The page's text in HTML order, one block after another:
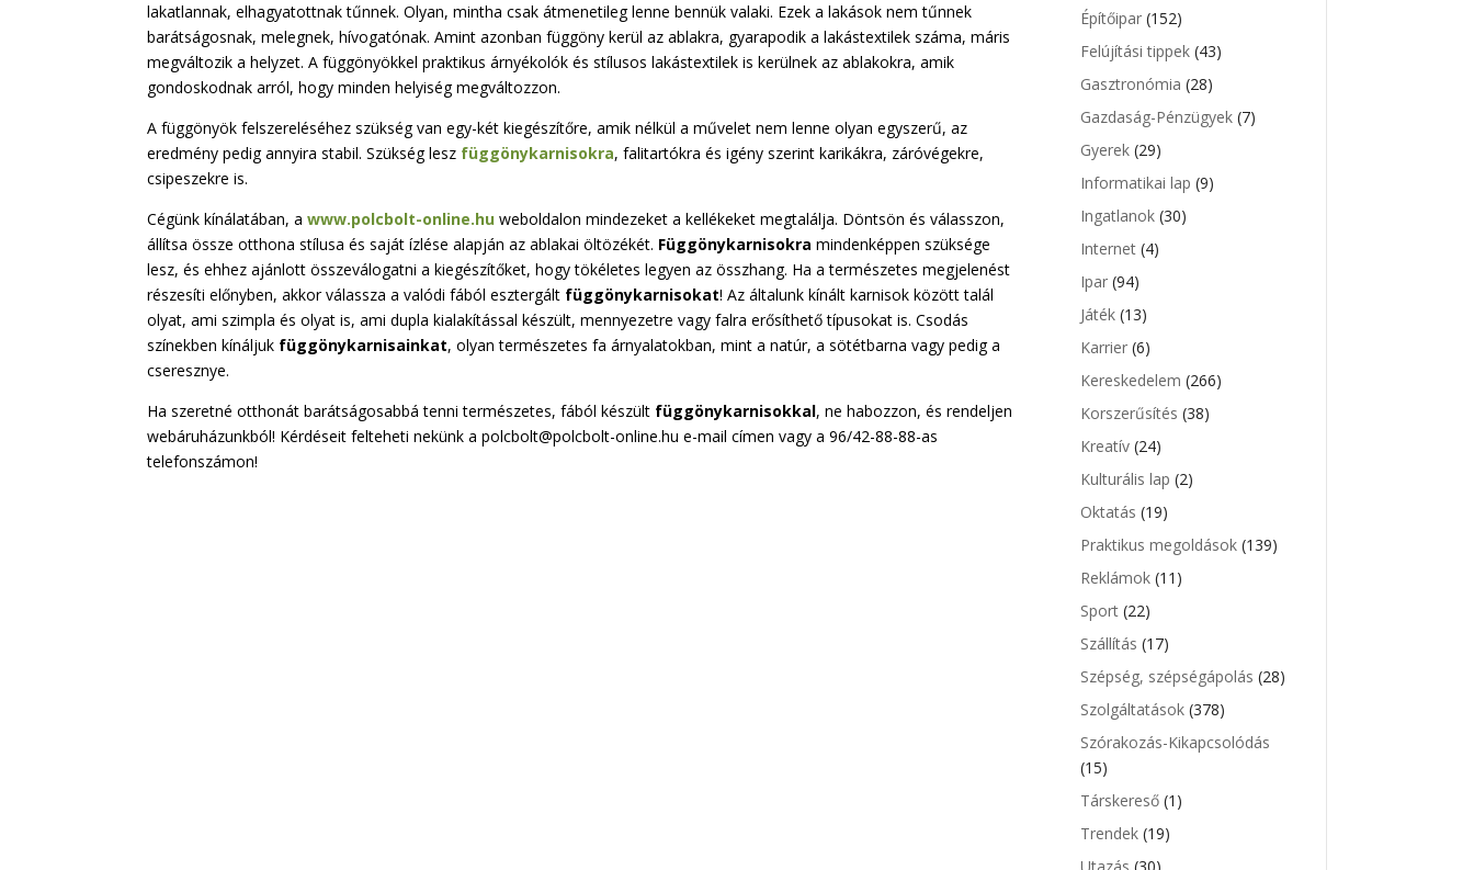
lakatlannak, elhagyatottnak tűnnek. Olyan, mintha csak átmenetileg lenne bennük valaki. Ezek a lakások nem tűnnek
barátságosnak, melegnek, hívogatónak. Amint azonban függöny kerül az ablakra, gyarapodik a lakástextilek száma, máris
megváltozik a helyzet. A függönyökkel praktikus árnyékolók és stílusos lakástextilek is kerülnek az ablakokra, amik
gondoskodnak arról, hogy minden helyiség megváltozzon.
A függönyök felszereléséhez szükség van egy-két kiegészítőre, amik nélkül a művelet nem lenne olyan egyszerű, az
eredmény pedig annyira stabil. Szükség lesz függönykarnisokra, falitartókra és igény szerint karikákra, záróvégekre,
csipeszekre is.
Cégünk kínálatában, awww.polcbolt-online.hu weboldalon mindezeket a kellékeket megtalálja. Döntsön és válasszon,
állítsa össze otthona stílusa és saját ízlése alapján az ablakai öltözékét. Függönykarnisokra mindenképpen szüksége
lesz, és ehhez ajánlott összeválogatni a kiegészítőket, hogy tökéletes legyen az összhang. Ha a természetes megjelenést
részesíti előnyben, akkor válassza a valódi fából esztergált függönykarnisokat! Az általunk kínált karnisok között talál
olyat, ami szimpla és olyat is, ami dupla kialakítással készült, mennyezetre vagy falra erősíthető típusokat is. Csodás
színekben kínáljuk függönykarnisainkat, olyan természetes fa árnyalatokban, mint a natúr, a sötétbarna vagy pedig a
cseresznye.
Ha szeretné otthonát barátságosabbá tenni természetes, fából készült függönykarnisokkal, ne habozzon, és rendeljen
webáruházunkból! Kérdéseit felteheti nekünk a polcbolt@polcbolt-online.hu e-mail címen vagy a 96/42-88-88-as
telefonszámon!
Építőipar (152)
Felújítási tippek (43)
Gasztronómia (28)
Gazdaság-Pénzügyek (7)
Gyerek (29)
Informatikai lap (9)
Ingatlanok (30)
Internet (4)
Ipar (94)
Játék (13)
Karrier (6)
Kereskedelem (266)
Korszerűsítés (38)
Kreatív (24)
Kulturális lap (2)
Oktatás (19)
Praktikus megoldások (139)
Reklámok (11)
Sport (22)
Szállítás (17)
Szépség, szépségápolás (28)
Szolgáltatások (378)
Szórakozás-Kikapcsolódás
(15)
Társkereső (1)
Trendek (19)